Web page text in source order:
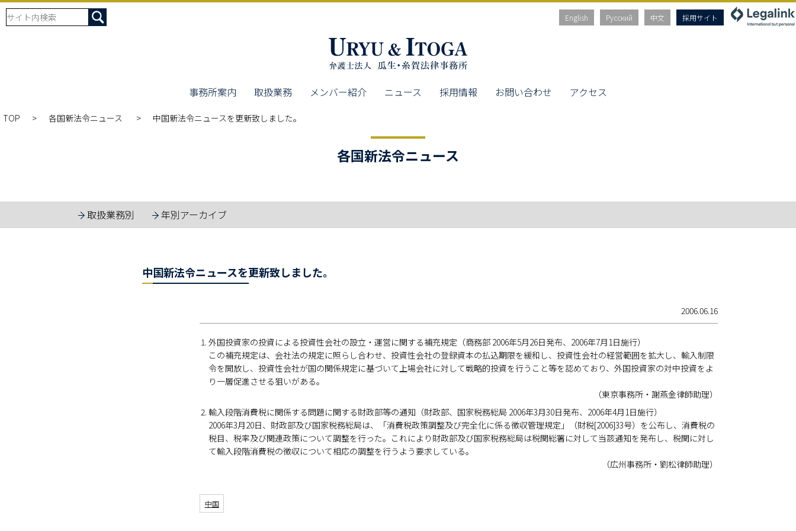
English Русский 中文 採用サイト
事務所案内 取扱業務 メンバー紹介 ニュース 採用情報 お問い合わせ アクセス
TOP 各国新法令ニュース 中国新法令ニュースを更新致しました。
各国新法令ニュース
取扱業務別 年別アーカイブ
中国新法令ニュースを更新致しました。
2006.06.16
外国投資家の投資による投資性会社の設立・運営に関する補充規定（商務部 2006年5月26日発布、2006年7月1日施行）
この補充規定は、会社法の規定に照らし合わせ、投資性会社の登録資本の払込期限を緩和し、投資性会社の経営範囲を拡大し、輸入制限
令を開放し、投資性会社が国の関係規定に基づいて上場会社に対して戦略的投資を行うこと等を認めており、外国投資家の対中投資をよ
り一層促進させる狙いがある。
（東京事務所・謝燕金律師助理）
輸入段階消費税に関係する問題に関する財政部等の通知（財政部、国家税務総局 2006年3月30日発布、2006年4月1日施行）
2006年3月20日、財政部及び国家税務総局は、「消費税政策調整及び完全化に係る徴収管理規定」（財税[2006]33号）を公布し、消費税の
税目、税率及び関連政策について調整を行った。これにより財政部及び国家税務総局は税関総署に対して当該通知を発布し、税関に対し
て輸入段階消費税の徴収について相応の調整を行うよう要求している。
（広州事務所・劉松律師助理）
中国